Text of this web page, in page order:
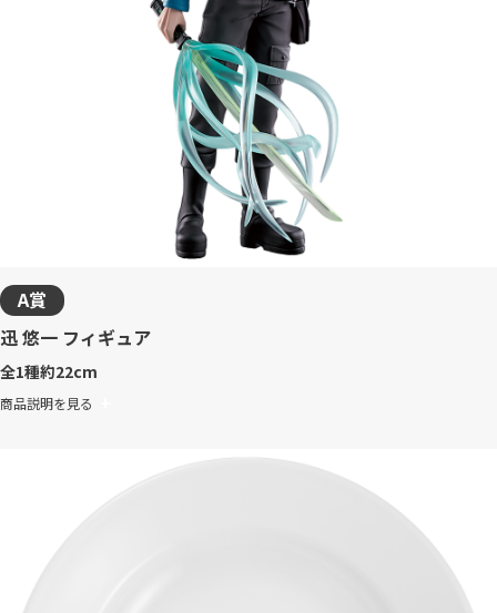
A賞
迅 悠一 フィギュア
全1種約22cm
商品説明を見る